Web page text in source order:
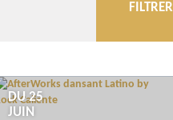
FILTRER
DU 25
JUIN